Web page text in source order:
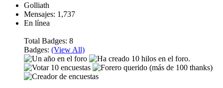
Golliath
Mensajes: 1,737
En línea
Total Badges: 8
Badges: (View All)